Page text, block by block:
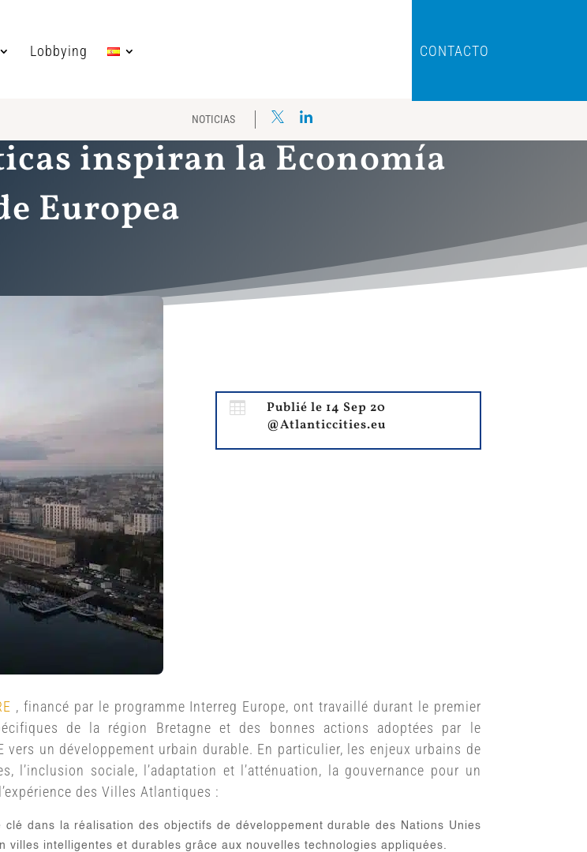
Lobbying CONTACTO
NOTICIAS
inspiran la Economía
Europea

Publié le 14 Sep 20
@Atlanticcities.eu
, financé par le programme Interreg Europe, ont travaillé durant le premier
de la région Bretagne et des bonnes actions adoptées par le
un développement urbain durable. En particulier, les enjeux urbains de
l’inclusion sociale, l’adaptation et l’atténuation, la gouvernance pour un
des Villes Atlantiques :
dans la réalisation des objectifs de développement durable des Nations Unies
intelligentes et durables grâce aux nouvelles technologies appliquées.